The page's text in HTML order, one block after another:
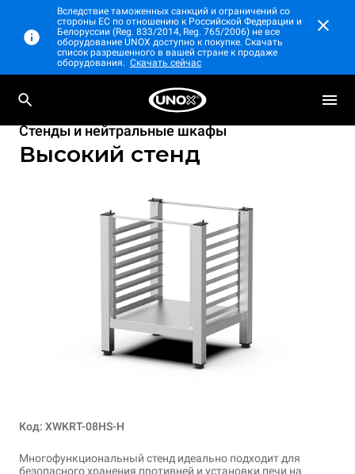
Вследствие таможенных санкций и ограничений со
стороны ЕС по отношению к Российской Федерации и
Белоруссии (Reg. 833/2014, Reg. 765/2006) не все
оборудование UNOX доступно к покупке. Скачать
список разрешенного в вашей стране к продаже
оборудования. Скачать сейчас
Стенды и нейтральные шкафы
Высокий стенд
Код: XWKRT-08HS-H
Многофункциональный стенд идеально подходит для
безопасного хранения противней и установки печи на